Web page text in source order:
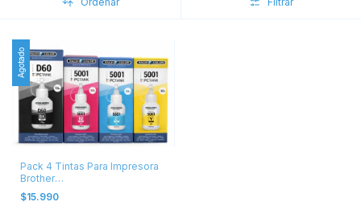
Agotado
Pack 4 Tintas Para Impresora
Brother
Btd60bk(100ml)/bt5001
$15.990